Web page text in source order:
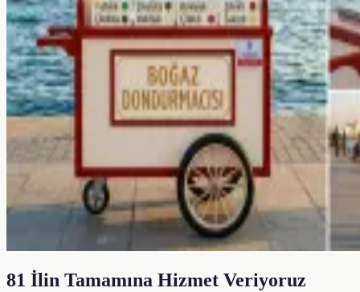
81 İlin Tamamına Hizmet Veriyoruz